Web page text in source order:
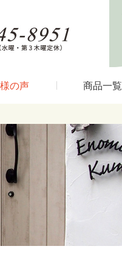
の声 商品一覧